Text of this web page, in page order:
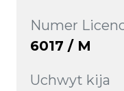
Numer
6017 / M
Uchwyt kija